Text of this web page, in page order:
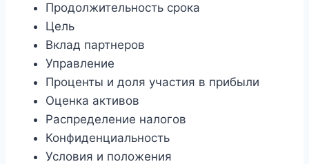
Продолжительность срока
Цель
Вклад партнеров
Управление
Проценты и доля участия в прибыли
Оценка активов
Распределение налогов
Конфиденциальность
Условия и положения